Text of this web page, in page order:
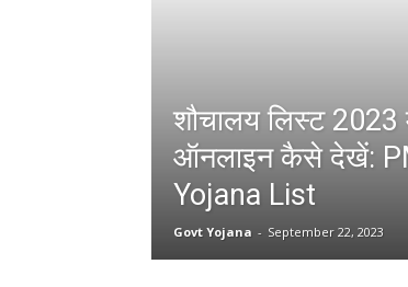
शौचालय लिस्ट 2023
ऑनलाइन कैसे देखें:
Yojana List
Govt Yojana - September 22, 2023